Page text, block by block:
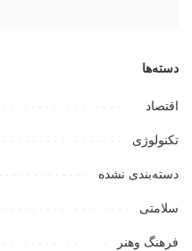
دسته‌ها
اقتصاد
تکنولوژی
دسته‌بندی نشده
سلامتی
فرهنگ وهنر